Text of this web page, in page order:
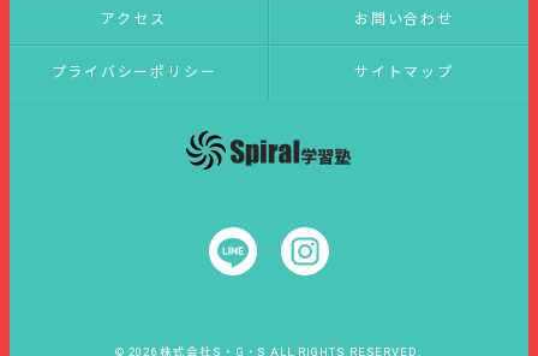
アクセス お問い合わせ
プライバシーポリシー サイトマップ
© 2026 株式会社S・G・S ALL RIGHTS RESERVED.